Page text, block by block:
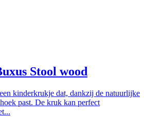
Stool wood
kinderkrukje dat, dankzij de natuurlijke
past. De kruk kan perfect